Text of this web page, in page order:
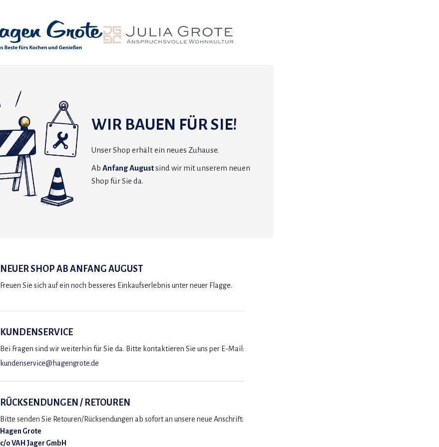
WIR BAUEN FÜR SIE!
Unser Shop erhält ein neues Zuhause.
Ab Anfang Augustsind wir mit unserem neuen
Shop für Sie da.
NEUER SHOP AB ANFANG AUGUST
Freuen Sie sich auf ein noch besseres Einkaufserlebnis unter neuer Flagge.
KUNDENSERVICE
Bei Fragen sind wir weiterhin für Sie da. Bitte kontaktieren Sie uns per E-Mail:
kundenservice@hagengrote.de
RÜCKSENDUNGEN / RETOUREN
Bitte senden Sie Retouren/Rücksendungen ab sofort an unsere neue Anschrift:
Hagen Grote
c/o VAH Jager GmbH